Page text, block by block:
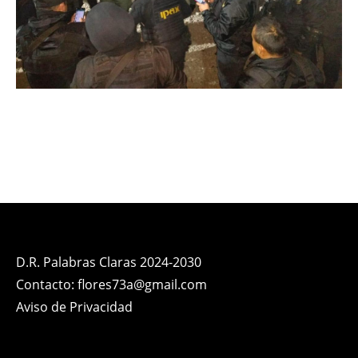
D.R. Palabras Claras 2024-2030
Contacto: flores73a@gmail.com
Aviso de Privacidad